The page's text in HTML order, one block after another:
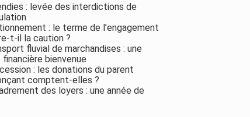
: levée des interdictions de
: le terme de l’engagement
t-il la caution ?
fluvial de marchandises : une
financière bienvenue
: les donations du parent
comptent-elles ?
des loyers : une année de